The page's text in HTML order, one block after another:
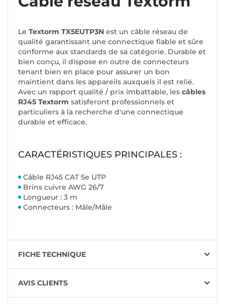
Le Textorm TX5EUTP3N est un câble réseau de
qualité garantissant une connectique fiable et sûre
conforme aux standards de sa catégorie. Durable et
bien conçu, il dispose en outre de connecteurs
tenant bien en place pour assurer un bon
maintient dans les appareils auxquels il est relié.
Avec un rapport qualité / prix imbattable, les câbles
RJ45 Textorm satisferont professionnels et
particuliers à la recherche d'une connectique
durable et efficace.
CARACTÉRISTIQUES PRINCIPALES :
Câble RJ45 CAT 5e UTP
Brins cuivre AWG 26/7
Longueur : 3 m
Connecteurs : Mâle/Mâle
FICHE TECHNIQUE
AVIS CLIENTS